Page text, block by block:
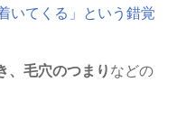
いてくる」という錯覚
、毛穴のつまりなどの